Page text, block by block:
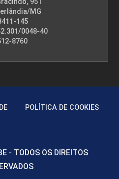
MG
145
0048-40
8760
POLÍTICA DE COOKIES
- TODOS OS DIREITOS